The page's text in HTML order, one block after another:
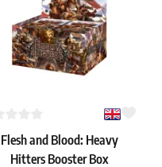
Flesh and Blood: Heavy
Hitters Booster Box